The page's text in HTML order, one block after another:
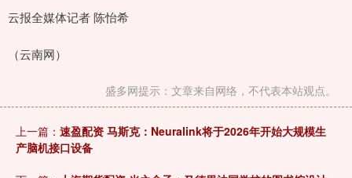
云报全媒体记者 陈怡希
（云南网）
盛多网提示：文章来自网络，不代表本站观点。
上一篇： 速盈配资 马斯克：Neuralink将于2026年开始大规模生
产脑机接口设备